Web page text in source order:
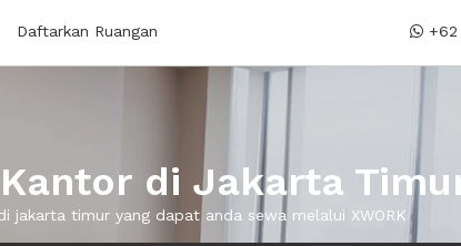
Daftarkan Ruangan
di Jakarta
jakarta timur yang dapat anda sewa melalui XWORK